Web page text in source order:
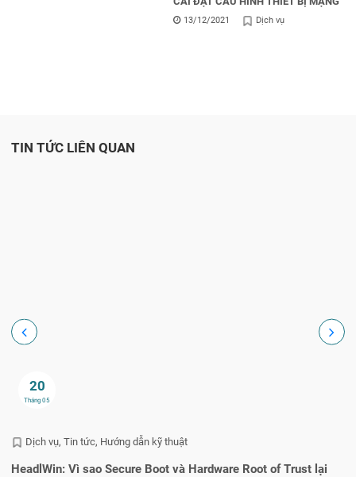
13/12/2021 Dịch vụ
TIN TỨC LIÊN QUAN
20
Tháng 05
Dịch vụ Tin tức Hướng dẫn kỹ thuật
HeadlWin: Vì sao Secure Boot và Hardware Root of Trust lại